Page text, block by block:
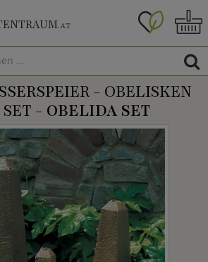
.AT
- OBELISKEN
- OBELIDA SET